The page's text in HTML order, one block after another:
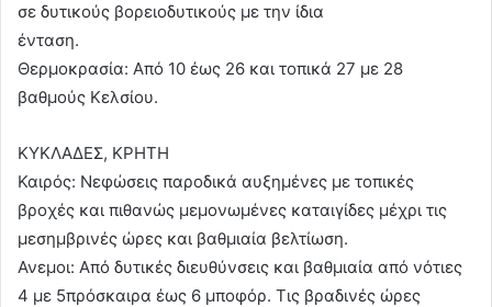
σε δυτικούς βορειοδυτικούς με την ίδια
ένταση.
Θερμοκρασία: Από 10 έως 26 και τοπικά 27 με 28
βαθμούς Κελσίου.
ΚΥΚΛΑΔΕΣ, ΚΡΗΤΗ
Καιρός: Νεφώσεις παροδικά αυξημένες με τοπικές
βροχές και πιθανώς μεμονωμένες καταιγίδες μέχρι τις
μεσημβρινές ώρες και βαθμιαία βελτίωση.
Ανεμοι: Από δυτικές διευθύνσεις και βαθμιαία από νότιες
4 με 5πρόσκαιρα έως 6 μποφόρ. Τις βραδινές ώρες